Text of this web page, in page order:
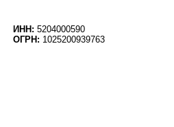
ИНН: 5204000590
ОГРН: 1025200939763